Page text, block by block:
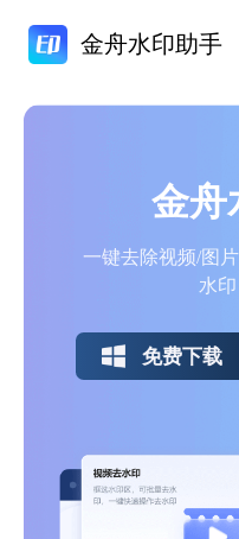
金舟水印助手
金舟
一键去除视频/图
水
免费下载